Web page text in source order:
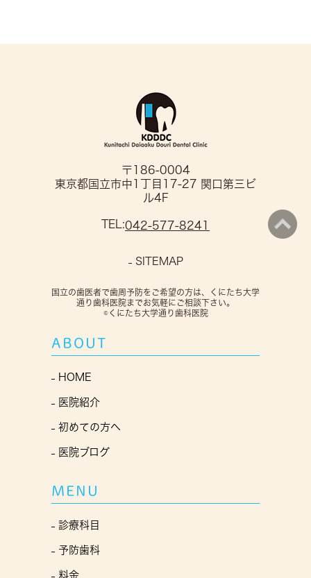
〒186-0004
東京都国立市中1丁目17-27 関口第三ビ
ル4F
TEL:042-577-8241
SITEMAP
国立の歯医者で歯周予防をご希望の方は、くにたち大学
通り歯科医院までお気軽にご相談下さい。
©くにたち大学通り歯科医院
ABOUT
HOME
医院紹介
初めての方へ
医院ブログ
MENU
診療科目
予防歯科
料金